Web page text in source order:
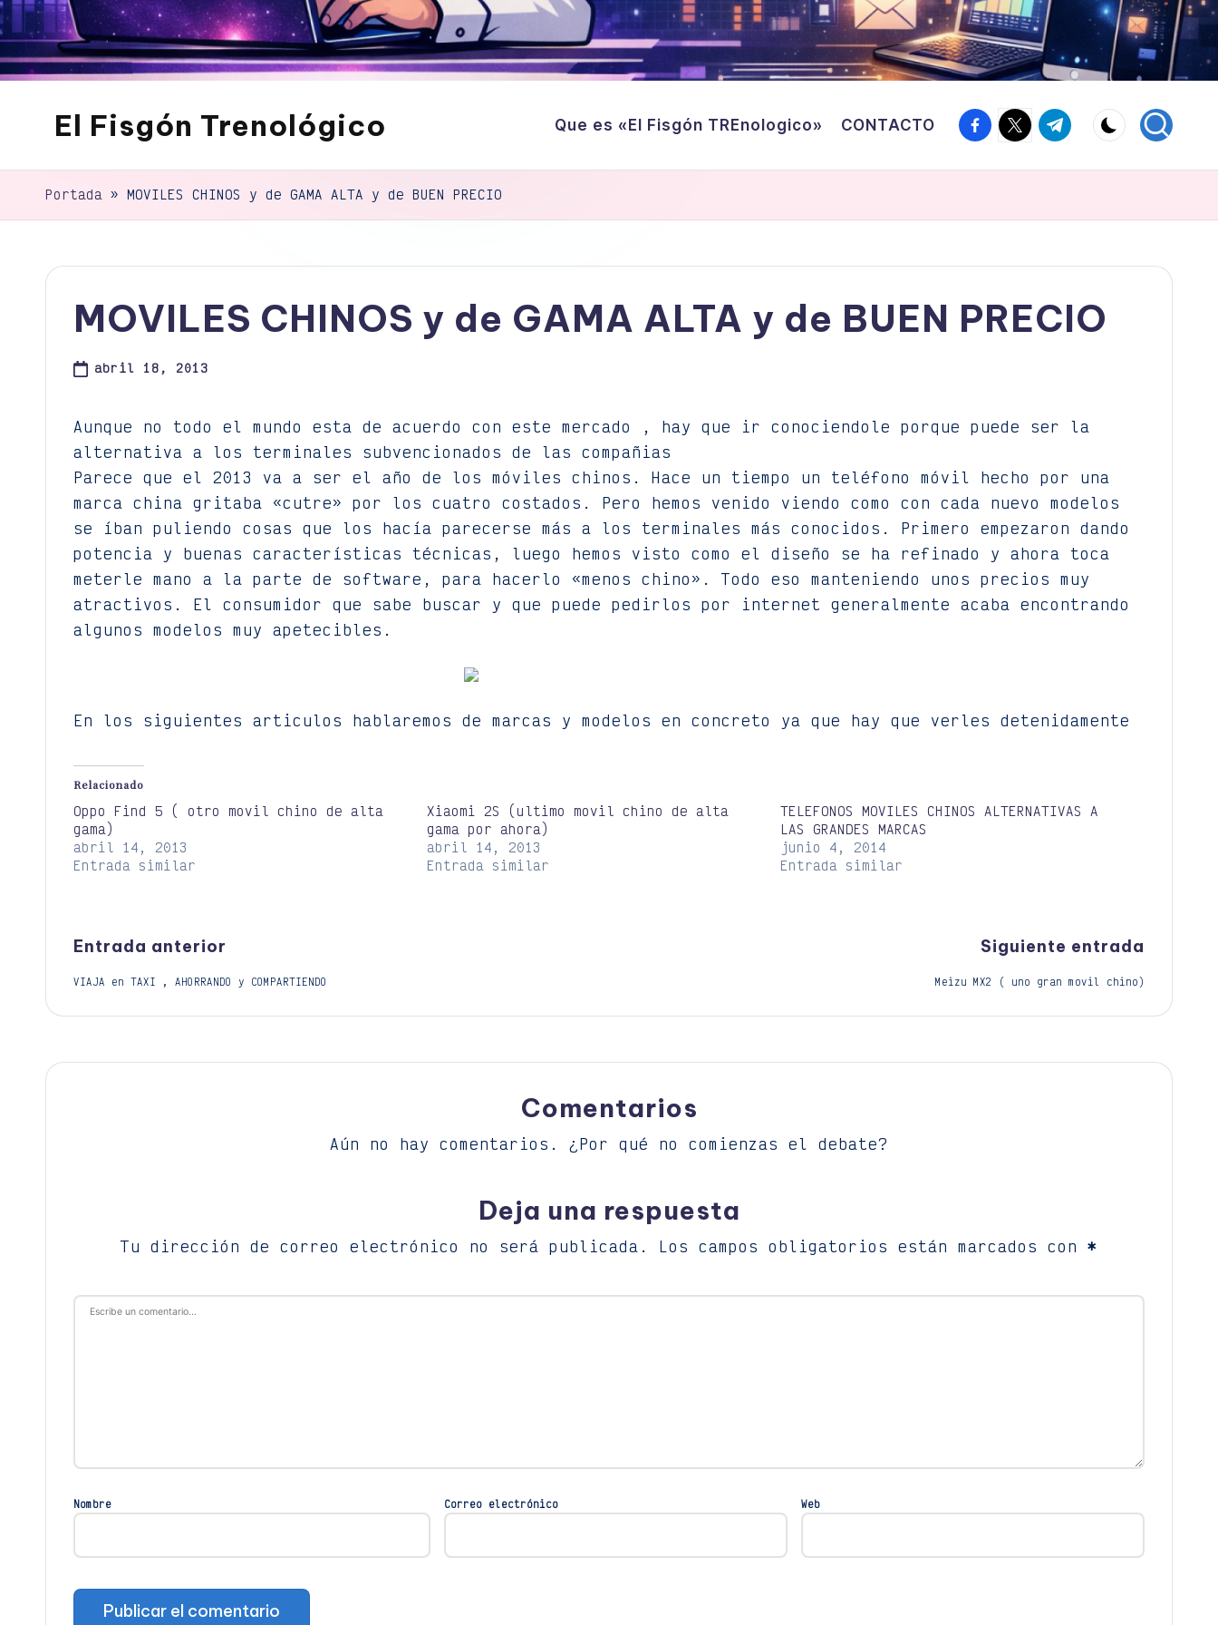
El Fisgón Trenológico
sitio
de
de
Que es «El Fisgón TREnologico» CONTACTO Facebook
Twitter
Canal
Telegram
Portada » MOVILES CHINOS y de GAMA ALTA y de BUEN PRECIO
MOVILES CHINOS y de GAMA ALTA y de BUEN PRECIO
abril 18, 2013
Aunque no todo el mundo esta de acuerdo con este mercado , hay que ir conociendole porque puede ser la
alternativa a los terminales subvencionados de las compañias
Parece que el 2013 va a ser el año de los móviles chinos. Hace un tiempo un teléfono móvil hecho por una
marca china gritaba «cutre» por los cuatro costados. Pero hemos venido viendo como con cada nuevo modelos
se íban puliendo cosas que los hacía parecerse más a los terminales más conocidos. Primero empezaron dando
potencia y buenas características técnicas, luego hemos visto como el diseño se ha refinado y ahora toca
meterle mano a la parte de software, para hacerlo «menos chino». Todo eso manteniendo unos precios muy
atractivos. El consumidor que sabe buscar y que puede pedirlos por internet generalmente acaba encontrando
algunos modelos muy apetecibles.
En los siguientes articulos hablaremos de marcas y modelos en concreto ya que hay que verles detenidamente
Relacionado
Oppo Find 5 ( otro movil chino de alta
gama)
abril 14, 2013
Entrada similar
Xiaomi 2S (ultimo movil chino de alta
gama por ahora)
abril 14, 2013
Entrada similar
TELEFONOS MOVILES CHINOS ALTERNATIVAS A
LAS GRANDES MARCAS
junio 4, 2014
Entrada similar
Navegación
Entrada anterior
VIAJA en TAXI , AHORRANDO y COMPARTIENDO
Siguiente entrada
Meizu MX2 ( uno gran movil chino)
Comentarios
Aún no hay comentarios. ¿Por qué no comienzas el debate?
Deja una respuesta
Tu dirección de correo electrónico no será publicada. Los campos obligatorios están marcados con *
Nombre Correo electrónico Web